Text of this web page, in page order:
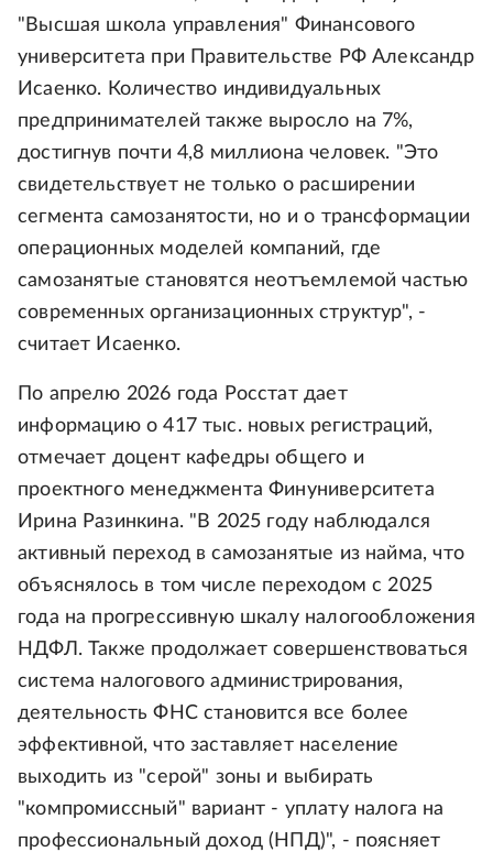
"Высшая школа управления" Финансового
университета при Правительстве РФ Александр
Исаенко. Количество индивидуальных
предпринимателей также выросло на 7%,
достигнув почти 4,8 миллиона человек. "Это
свидетельствует не только о расширении
сегмента самозанятости, но и о трансформации
операционных моделей компаний, где
самозанятые становятся неотъемлемой частью
современных организационных структур", -
считает Исаенко.
По апрелю 2026 года Росстат дает
информацию о 417 тыс. новых регистраций,
отмечает доцент кафедры общего и
проектного менеджмента Финуниверситета
Ирина Разинкина. "В 2025 году наблюдался
активный переход в самозанятые из найма, что
объяснялось в том числе переходом с 2025
года на прогрессивную шкалу налогообложения
НДФЛ. Также продолжает совершенствоваться
система налогового администрирования,
деятельность ФНС становится все более
эффективной, что заставляет население
выходить из "серой" зоны и выбирать
"компромиссный" вариант - уплату налога на
профессиональный доход (НПД)", - поясняет